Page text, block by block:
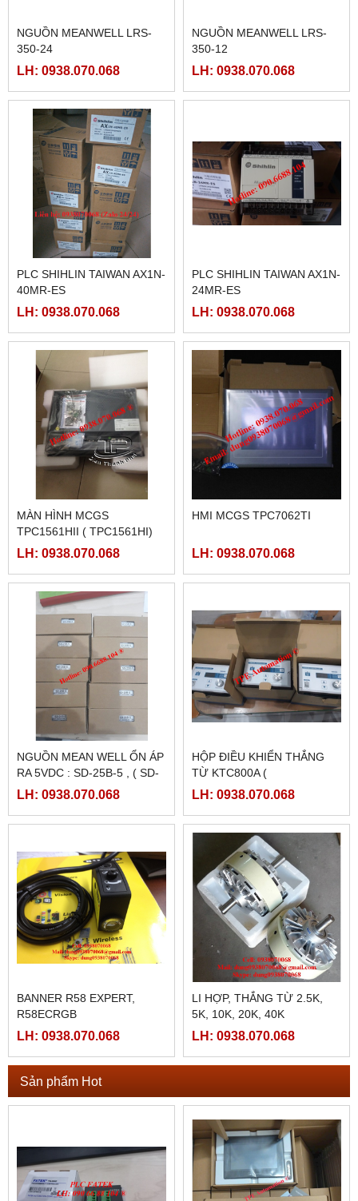
NGUỒN MEANWELL LRS-
350-24
LH: 0938.070.068
NGUỒN MEANWELL LRS-
350-12
LH: 0938.070.068
PLC SHIHLIN TAIWAN AX1N-
40MR-ES
LH: 0938.070.068
PLC SHIHLIN TAIWAN AX1N-
24MR-ES
LH: 0938.070.068
MÀN HÌNH MCGS
TPC1561HII ( TPC1561HI)
LH: 0938.070.068
HMI MCGS TPC7062TI
LH: 0938.070.068
NGUỒN MEAN WELL ỔN ÁP
RA 5VDC : SD-25B-5 , ( SD-
25B-12, SD-25B-24)
LH: 0938.070.068
HỘP ĐIỀU KHIỂN THẮNG
TỪ KTC800A (
24VDC/4AMPE)
LH: 0938.070.068
BANNER R58 EXPERT,
R58ECRGB
LH: 0938.070.068
LI HỢP, THẮNG TỪ 2.5K,
5K, 10K, 20K, 40K
LH: 0938.070.068
Sản phẩm Hot